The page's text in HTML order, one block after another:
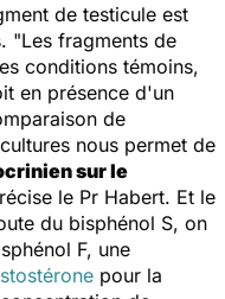
de testicule est
"Les fragments de
conditions témoins,
en présence d'un
de
nous permet de
sur le
le Pr Habert. Et le
du bisphénol S, on
F, une
pour la